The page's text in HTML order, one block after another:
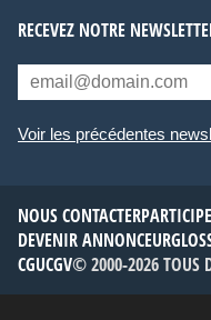
RECEVEZ NOTRE
Voir les précédentes
NOUS CONTACTER
DEVENIR ANNONCEUR
CGUCGV© 2000-2026 TOUS